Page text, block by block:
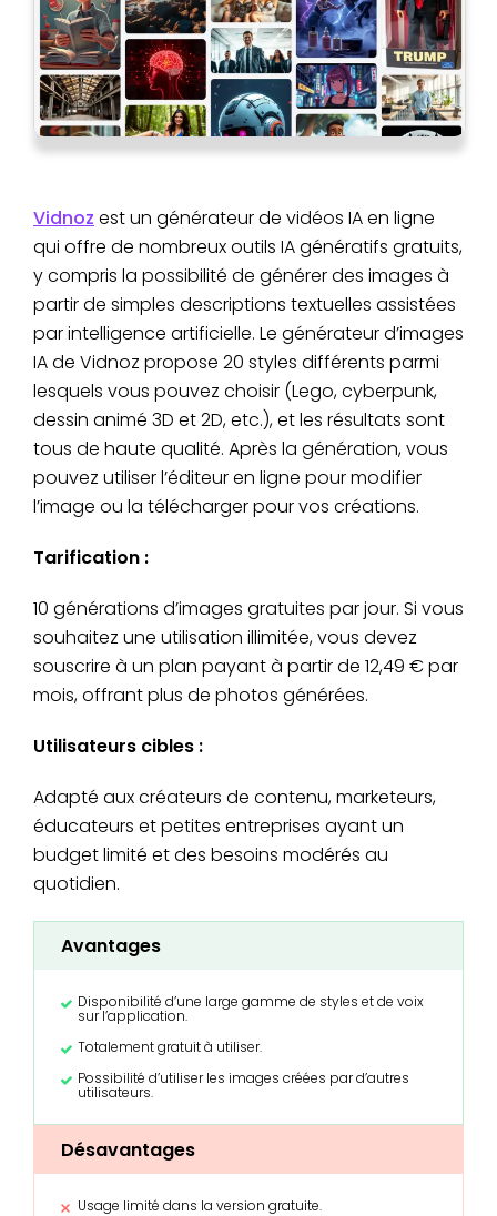
Vidnoz est un générateur de vidéos IA en ligne
qui offre de nombreux outils IA génératifs gratuits,
y compris la possibilité de générer des images à
partir de simples descriptions textuelles assistées
par intelligence artificielle. Le générateur d’images
IA de Vidnoz propose 20 styles différents parmi
lesquels vous pouvez choisir (Lego, cyberpunk,
dessin animé 3D et 2D, etc.), et les résultats sont
tous de haute qualité. Après la génération, vous
pouvez utiliser l’éditeur en ligne pour modifier
l’image ou la télécharger pour vos créations.
Tarification :
10 générations d’images gratuites par jour. Si vous
souhaitez une utilisation illimitée, vous devez
souscrire à un plan payant à partir de 12,49 € par
mois, offrant plus de photos générées.
Utilisateurs cibles :
Adapté aux créateurs de contenu, marketeurs,
éducateurs et petites entreprises ayant un
budget limité et des besoins modérés au
quotidien.
Avantages
Disponibilité d’une large gamme de styles et de voix
sur l’application.
Totalement gratuit à utiliser.
Possibilité d’utiliser les images créées par d’autres
utilisateurs.
Désavantages
Usage limité dans la version gratuite.